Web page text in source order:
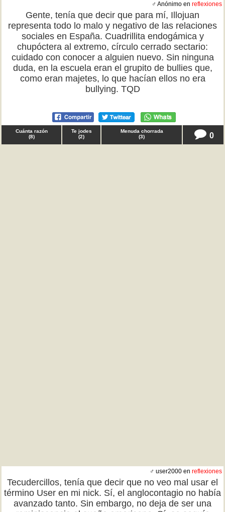
♂ Anónimo en reflexiones
Gente, tenía que decir que para mí, Illojuan
representa todo lo malo y negativo de las relaciones
sociales en España. Cuadrillita endogámica y
chupóctera al extremo, círculo cerrado sectario:
cuidado con conocer a alguien nuevo. Sin ninguna
duda, en la escuela eran el grupito de bullies que,
como eran majetes, lo que hacían ellos no era
bullying. TQD
Cuánta razón
(8)
Te jodes
(2)
Menuda chorrada
(3) 0
♂ user2000 en reflexiones
Tecudercillos, tenía que decir que no veo mal usar el
término User en mi nick. Sí, el anglocontagio no había
avanzado tanto. Sin embargo, no deja de ser una